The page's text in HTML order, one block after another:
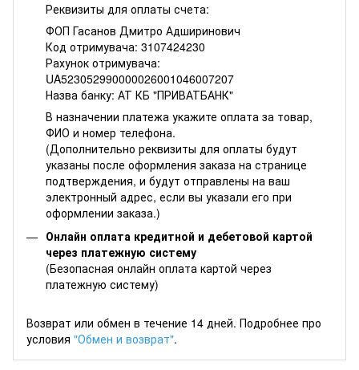
Реквизиты для оплаты счета:
ФОП Гасанов Дмитро Адширинович
Код отримувача: 3107424230
Рахунок отримувача:
UA523052990000026001046007207
Назва банку: АТ КБ "ПРИВАТБАНК"
В назначении платежа укажите оплата за товар,
ФИО и номер телефона.
(Дополнительно реквизиты для оплаты будут
указаны после оформления заказа на странице
подтверждения, и будут отправлены на ваш
электронный адрес, если вы указали его при
оформлении заказа.)
Онлайн оплата кредитной и дебетовой картой
через платежную систему
(Безопасная онлайн оплата картой через
платежную систему)
Возврат или обмен в течение 14 дней. Подробнее про
условия "Обмен и возврат".